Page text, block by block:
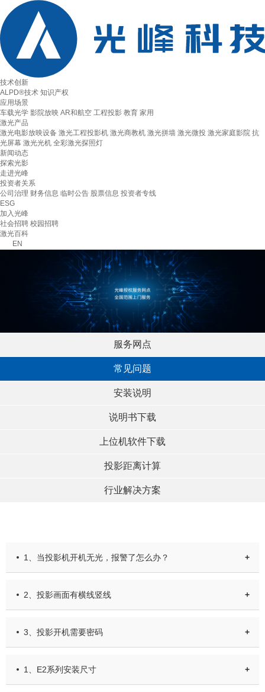
技术创新
ALPD®技术 知识产权
应用场景
车载光学 影院放映 AR和航空 工程投影 教育 家用
激光产品
激光电影放映设备 激光工程投影机 激光商教机 激光拼墙 激光微投 激光家庭影院 抗
光屏幕 激光光机 全彩激光探照灯
新闻动态
探索光影
走进光峰
投资者关系
公司治理 财务信息 临时公告 股票信息 投资者专线
ESG
加入光峰
社会招聘 校园招聘
激光百科
EN
服务网点
常见问题
安装说明
说明书下载
上位机软件下载
投影距离计算
行业解决方案
1、当投影机开机无光，报警了怎么办？ +
2、投影画面有横线竖线 +
3、投影开机需要密码 +
1、E2系列安装尺寸 +